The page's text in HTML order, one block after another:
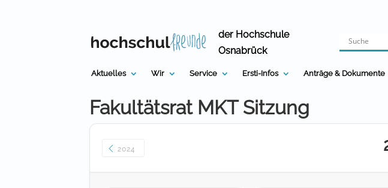
der Hochschule
Osnabrück
Aktuelles Wir Service Ersti-Infos Anträge & Dokumente
Fakultätsrat MKT Sitzung
2024